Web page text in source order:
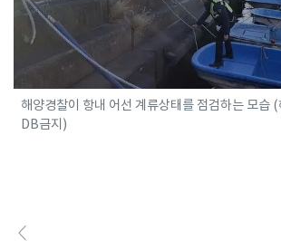
해양경찰이 항내 어선 계류상태를 점검하는 모습
DB금지)